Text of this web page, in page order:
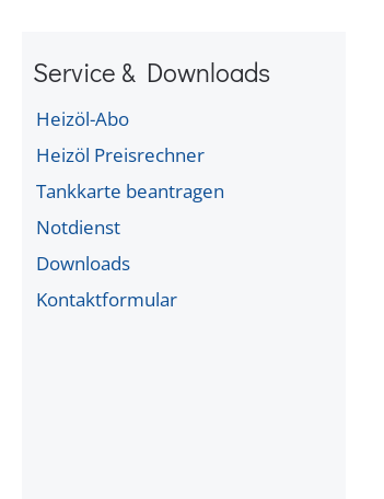
Service & Downloads
Heizöl-Abo
Heizöl Preisrechner
Tankkarte beantragen
Notdienst
Downloads
Kontaktformular